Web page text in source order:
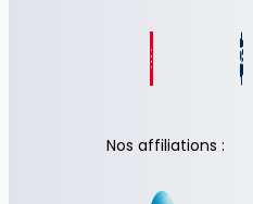
Nos affiliations :